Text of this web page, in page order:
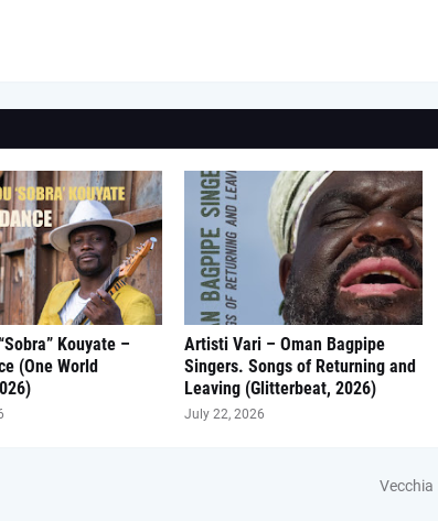
Kouyate –
(One World
Artisti Vari – Oman Bagpipe
Singers. Songs of Returning and
Leaving (Glitterbeat, 2026)
July 22, 2026
Vecchia